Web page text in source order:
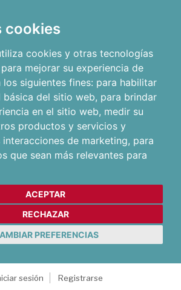
cookies
cookies y otras tecnologías
mejorar su experiencia de
siguientes fines: para habilitar
básica del sitio web, para brindar
en el sitio web, medir su
productos y servicios y
interacciones de marketing, para
que sean más relevantes para
ACEPTAR
RECHAZAR
PREFERENCIAS
sesión
Registrarse